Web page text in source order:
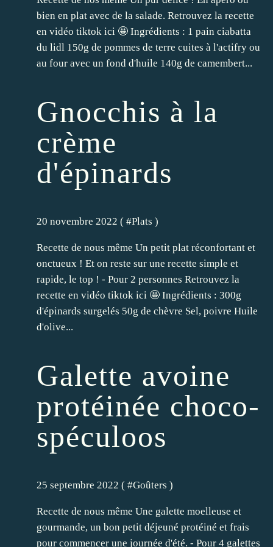
bien en plat avec de la salade. Retrouvez la recette
en vidéo tiktok ici 🤩 Ingrédients : 1 pain ciabatta
du lidl 150g de pommes de terre cuites à l'actifry ou
au four avec un fond d'huile 140g de camembert...
Gnocchis à la
crème
d'épinards
20 novembre 2022 ( #Plats )
Recette de nous même Un petit plat réconfortant et
onctueux ! Et on reste sur une recette simple et
rapide, le top ! - Pour 2 personnes Retrouvez la
recette en vidéo tiktok ici 🤩 Ingrédients : 300g
d'épinards surgelés 50g de chèvre Sel, poivre Huile
d'olive...
Galette avoine
protéinée choco-
spéculoos
25 septembre 2022 ( #Goûters )
Recette de nous même Une galette moelleuse et
gourmande, un bon petit déjeuné protéiné et frais
pour commencer une journée d'été. - Pour 4 galettes